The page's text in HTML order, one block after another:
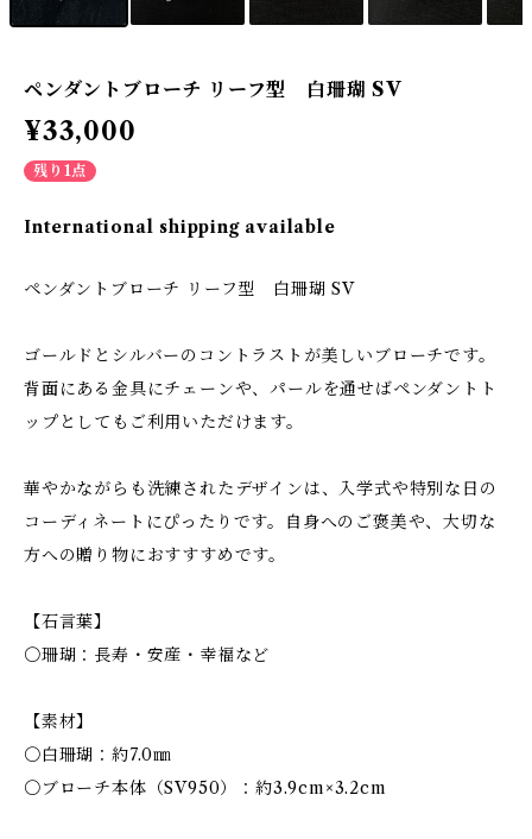
ペンダントブローチ リーフ型 白珊瑚 SV
¥33,000
残り1点
International shipping available
ペンダントブローチ リーフ型 白珊瑚 SV
ゴールドとシルバーのコントラストが美しいブローチです。
背面にある金具にチェーンや、パールを通せばペンダントト
ップとしてもご利用いただけます。
華やかながらも洗練されたデザインは、入学式や特別な日の
コーディネートにぴったりです。自身へのご褒美や、大切な
方への贈り物におすすすめです。
【石言葉】
〇珊瑚：長寿・安産・幸福など
【素材】
〇白珊瑚：約7.0㎜
〇ブローチ本体（SV950）：約3.9cm×3.2cm